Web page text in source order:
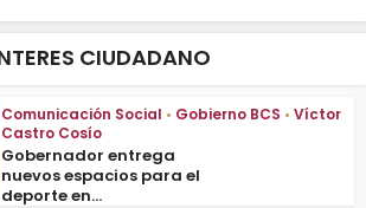
CIUDADANO
Comunicación Social • Gobierno BCS • Víctor
Castro Cosío
Gobernador entrega
nuevos espacios para el
deporte en...